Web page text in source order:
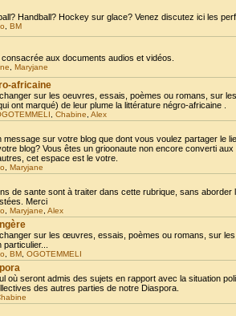
Handball? Hockey sur glace? Venez discutez ici les
BM
aux documents audios et vidéos.
Maryjane
africaine
sur les oeuvres, essais, poèmes ou romans, sur
ont marqué) de leur plume la littérature négro-africaine .
Chabine Alex
message sur votre blog que dont vous voulez partager le
blog? Vous êtes un grioonaute non encore converti
cet espace est le votre.
Maryjane
de sante sont à traiter dans cette rubrique, sans
Merci
Maryjane Alex
sur les œuvres, essais, poèmes ou romans, sur
BM OGOTEMMELI
où seront admis des sujets en rapport avec la situation
des autres parties de notre Diaspora.